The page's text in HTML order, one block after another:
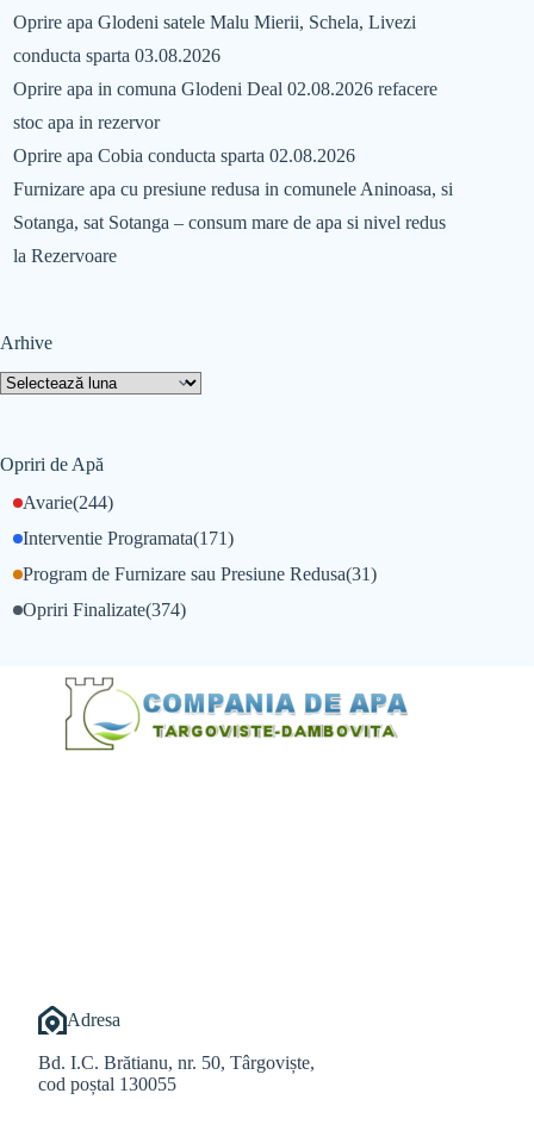
Oprire apa Glodeni satele Malu Mierii, Schela, Livezi
conducta sparta 03.08.2026
Oprire apa in comuna Glodeni Deal 02.08.2026 refacere
stoc apa in rezervor
Oprire apa Cobia conducta sparta 02.08.2026
Furnizare apa cu presiune redusa in comunele Aninoasa, si
Sotanga, sat Sotanga – consum mare de apa si nivel redus
la Rezervoare
Arhive
Opriri de Apă
Avarie(244)
Interventie Programata(171)
Opriri Finalizate(374)
Program de Furnizare sau Presiune Redusa(31)
Adresa
Bd. I.C. Brătianu, nr. 50, Târgoviște,
cod poștal 130055